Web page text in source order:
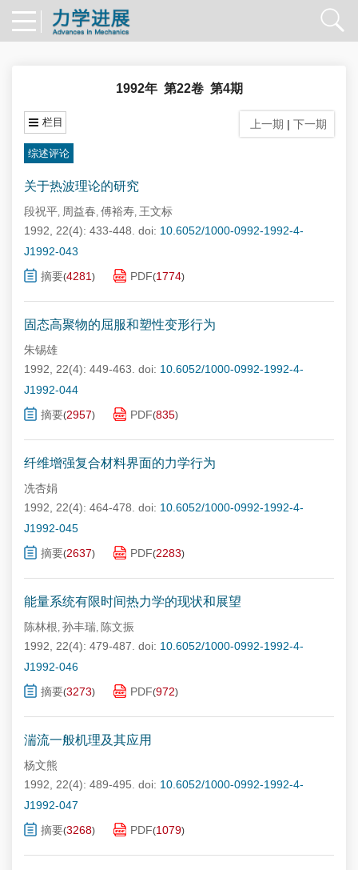
1992年 第22卷 第4期
栏目 上一期 | 下一期
综述评论
关于热波理论的研究
段祝平, 周益春, 傅裕寿, 王文标
1992, 22(4): 433-448. doi: 10.6052/1000-0992-1992-4-
J1992-043
摘要(4281 ) PDF(1774)
固态高聚物的屈服和塑性变形行为
朱锡雄
1992, 22(4): 449-463. doi: 10.6052/1000-0992-1992-4-
J1992-044
摘要(2957) PDF(835)
纤维增强复合材料界面的力学行为
冼杏娟
1992, 22(4): 464-478. doi: 10.6052/1000-0992-1992-4-
J1992-045
摘要(2637) PDF(2283)
能量系统有限时间热力学的现状和展望
陈林根, 孙丰瑞, 陈文振
1992, 22(4): 479-487. doi: 10.6052/1000-0992-1992-4-
J1992-046
摘要(3273) PDF(972)
湍流一般机理及其应用
杨文熊
1992, 22(4): 489-495. doi: 10.6052/1000-0992-1992-4-
J1992-047
摘要(3268) PDF(1079)